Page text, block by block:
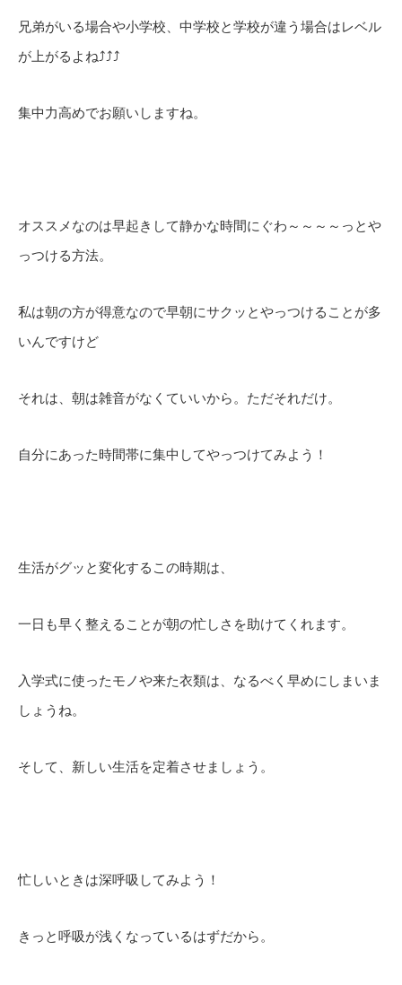
兄弟がいる場合や小学校、中学校と学校が違う場合はレベル
が上がるよね⤴⤴⤴
集中力高めでお願いしますね。
オススメなのは早起きして静かな時間にぐわ～～～～っとや
っつける方法。
私は朝の方が得意なので早朝にサクッとやっつけることが多
いんですけど
それは、朝は雑音がなくていいから。ただそれだけ。
自分にあった時間帯に集中してやっつけてみよう！
生活がグッと変化するこの時期は、
一日も早く整えることが朝の忙しさを助けてくれます。
入学式に使ったモノや来た衣類は、なるべく早めにしまいま
しょうね。
そして、新しい生活を定着させましょう。
忙しいときは深呼吸してみよう！
きっと呼吸が浅くなっているはずだから。